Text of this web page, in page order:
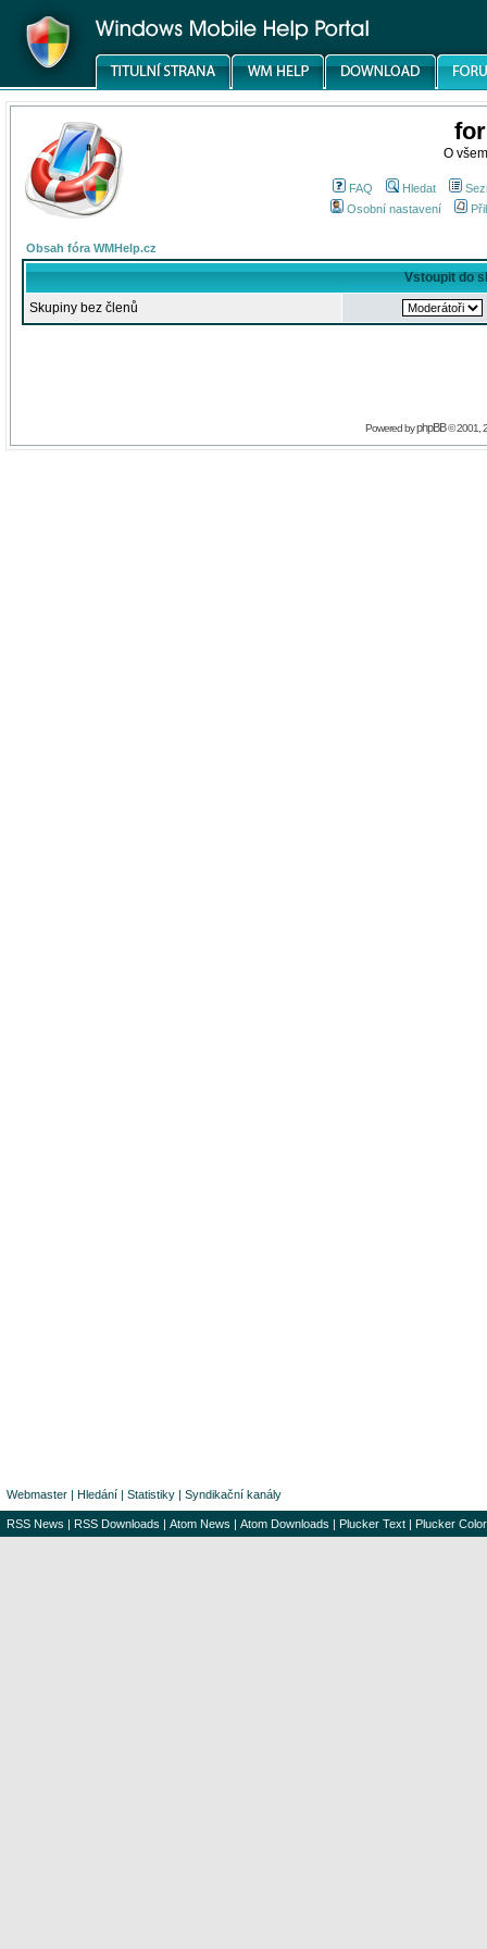
O
FAQ Hledat
Osobní nastavení
Obsah fóra WMHelp.cz
Vstoupit do
Skupiny bez členů
Powered byphpBB© 2001,
Webmaster | Hledání | Statistiky | Syndikační kanály
RSS News | RSS Downloads | Atom News | Atom Downloads | Plucker Text | Plucker Color